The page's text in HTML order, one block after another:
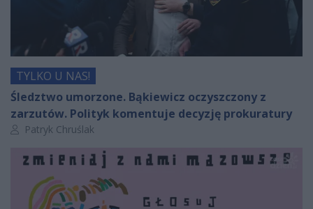
TYLKO U NAS!
Śledztwo umorzone. Bąkiewicz oczyszczony z
zarzutów. Polityk komentuje decyzję prokuratury
Autor artykułu:
Patryk Chruślak